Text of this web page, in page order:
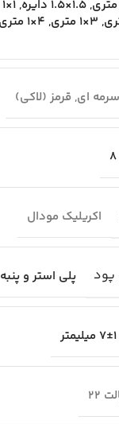
,1.5×1.5 دایره ,1×1 دایره
, 3×1 متری , 4×1 متری
سرمه ای, قرمز (لاکی)
8
اکریلیک مودال
پود پلی استر و پنبه
7±1 میلیمتر
22